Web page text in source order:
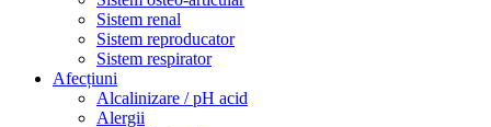
Sistem renal
Sistem reproducator
Sistem respirator
Afecțiuni
Alcalinizare / pH acid
Alergii